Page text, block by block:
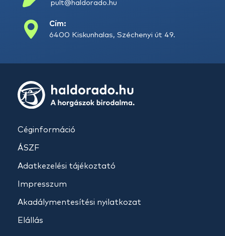
pult@haldorado.hu
Cím:
6400 Kiskunhalas, Széchenyi út 49.
Céginformáció
ÁSZF
Adatkezelési tájékoztató
Impresszum
Akadálymentesítési nyilatkozat
Elállás